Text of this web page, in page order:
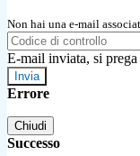
Non hai una e-mail
E-mail inviata, si
Errore
Chiudi
Successo